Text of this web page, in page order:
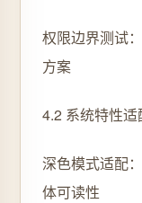
权限边界测试
方案
4.2 系统特性
深色模式适配
体可读性